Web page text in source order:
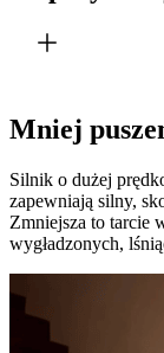
Mniej
Silnik o dużej
zapewniają silny,
Zmniejsza to tarcie
wygładzonych,